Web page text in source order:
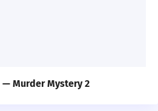
— Murder Mystery 2